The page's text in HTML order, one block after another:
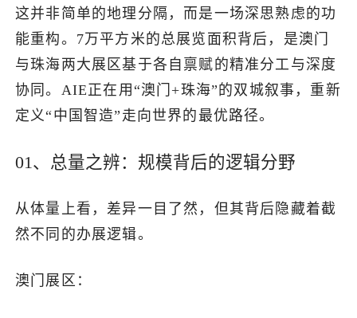
这并非简单的地理分隔，而是一场深思熟虑的功
能重构。7万平方米的总展览面积背后，是澳门
与珠海两大展区基于各自禀赋的精准分工与深度
协同。AIE正在用“澳门+珠海”的双城叙事，重新
定义“中国智造”走向世界的最优路径。
01、总量之辨：规模背后的逻辑分野
从体量上看，差异一目了然，但其背后隐藏着截
然不同的办展逻辑。
澳门展区：